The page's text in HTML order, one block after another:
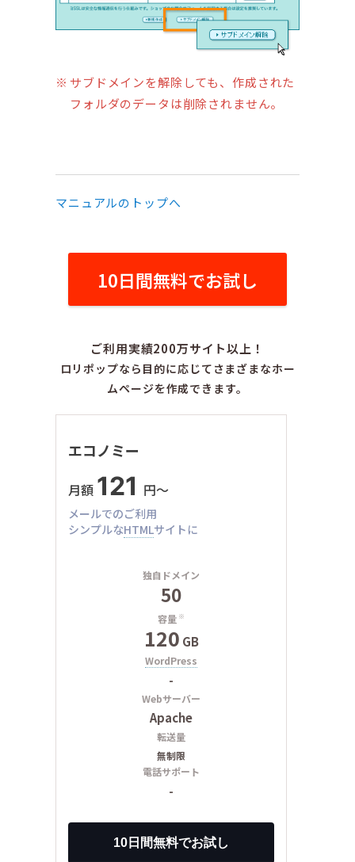
サブドメインを解除しても、作成された
フォルダのデータは削除されません。
マニュアルのトップへ
10日間無料でお試し
ご利用実績200万サイト以上！
ロリポップなら目的に応じてさまざまなホー
ムページを作成できます。
エコノミー
月額 121 円〜
メールでのご利用
シンプルなHTMLサイトに
独自ドメイン
50
容量 ※
120 GB
WordPress
-
Webサーバー
Apache
転送量
無制限
電話サポート
-